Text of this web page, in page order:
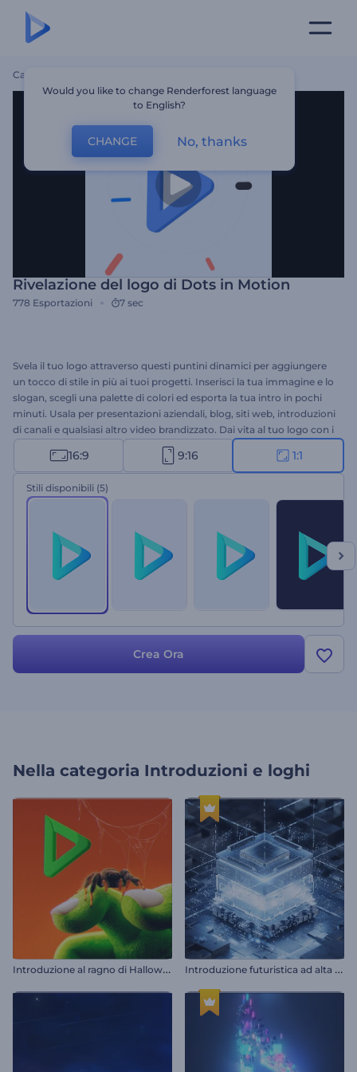
Casa
Rivelazione del logo di Dots in Motion
778 Esportazioni 7 sec
Svela il tuo logo attraverso questi puntini dinamici per aggiungere
un tocco di stile in più ai tuoi progetti. Inserisci la tua immagine e lo
slogan, scegli una palette di colori ed esporta la tua intro in pochi
minuti. Usala per presentazioni aziendali, blog, siti web, introduzioni
di canali e qualsiasi altro video brandizzato. Dai vita al tuo logo con i
16:9 9:16 1:1
Stili disponibili (5)
Crea Ora
Nella categoria Introduzioni e loghi
I
ntroduzione al ragno di Halloween I
ntroduzione futuristica ad alta tecnologia
Would you like to change Renderforest language
to English?
CHANGE No, thanks